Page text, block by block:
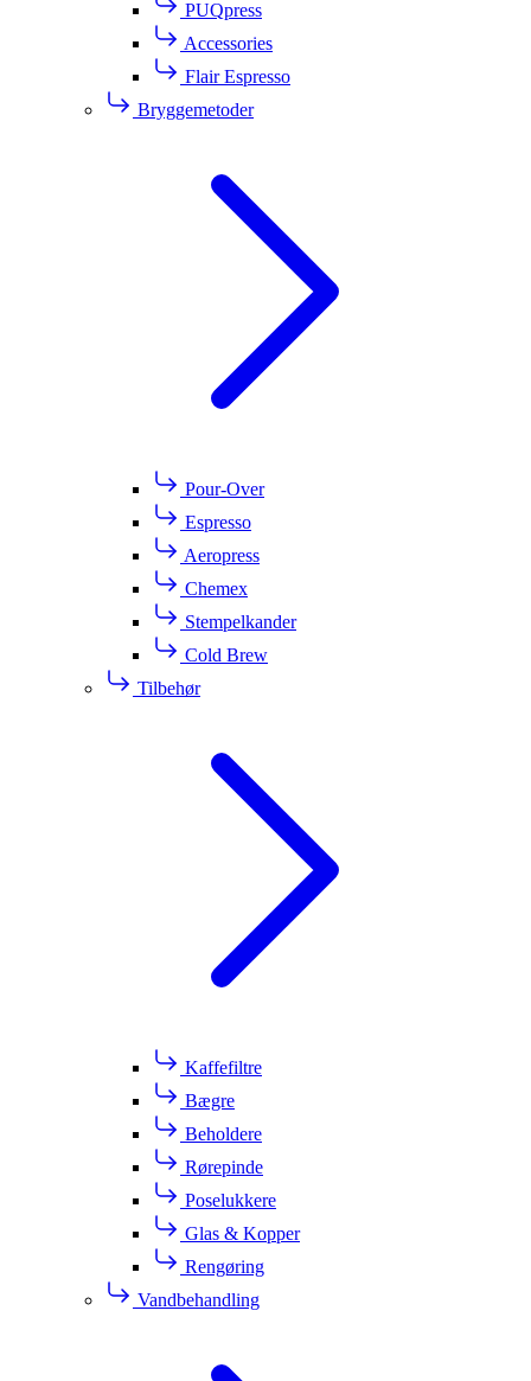
PUQpress
Accessories
Flair Espresso
Bryggemetoder
Pour-Over
Espresso
Aeropress
Chemex
Stempelkander
Cold Brew
Tilbehør
Kaffefiltre
Bægre
Beholdere
Rørepinde
Poselukkere
Glas & Kopper
Rengøring
Vandbehandling